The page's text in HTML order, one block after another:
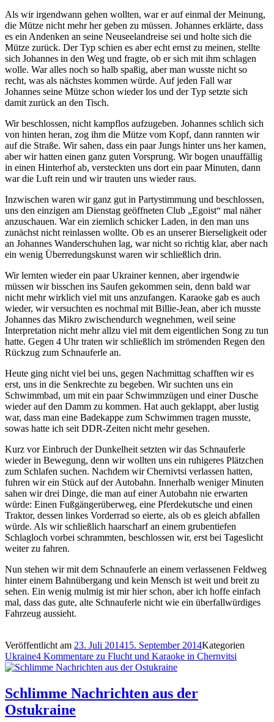
Als wir irgendwann gehen wollten, war er auf einmal der Meinung,
die Mütze nicht mehr her geben zu müssen. Johannes erklärte, dass
es ein Andenken an seine Neuseelandreise sei und holte sich die
Mütze zurück. Der Typ schien es aber echt ernst zu meinen, stellte
sich Johannes in den Weg und fragte, ob er sich mit ihm schlagen
wolle. War alles noch so halb spaßig, aber man wusste nicht so
recht, was als nächstes kommen würde. Auf jeden Fall war
Johannes seine Mütze schon wieder los und der Typ setzte sich
damit zurück an den Tisch.
Wir beschlossen, nicht kampflos aufzugeben. Johannes schlich sich
von hinten heran, zog ihm die Mütze vom Kopf, dann rannten wir
auf die Straße. Wir sahen, dass ein paar Jungs hinter uns her kamen,
aber wir hatten einen ganz guten Vorsprung. Wir bogen unauffällig
in einen Hinterhof ab, versteckten uns dort ein paar Minuten, dann
war die Luft rein und wir trauten uns wieder raus.
Inzwischen waren wir ganz gut in Partystimmung und beschlossen,
uns den einzigen am Dienstag geöffneten Club „Egoist“ mal näher
anzuschauen. War ein ziemlich schicker Laden, in den man uns
zunächst nicht reinlassen wollte. Ob es an unserer Bierseligkeit oder
an Johannes Wanderschuhen lag, war nicht so richtig klar, aber nach
ein wenig Überredungskunst waren wir schließlich drin.
Wir lernten wieder ein paar Ukrainer kennen, aber irgendwie
müssen wir bisschen ins Saufen gekommen sein, denn bald war
nicht mehr wirklich viel mit uns anzufangen. Karaoke gab es auch
wieder, wir versuchten es nochmal mit Billie-Jean, aber ich musste
Johannes das Mikro zwischendurch wegnehmen, weil seine
Interpretation nicht mehr allzu viel mit dem eigentlichen Song zu tun
hatte. Gegen 4 Uhr traten wir schließlich im strömenden Regen den
Rückzug zum Schnauferle an.
Heute ging nicht viel bei uns, gegen Nachmittag schafften wir es
erst, uns in die Senkrechte zu begeben. Wir suchten uns ein
Schwimmbad, um mit ein paar Schwimmzügen und einer Dusche
wieder auf den Damm zu kommen. Hat auch geklappt, aber lustig
war, dass man eine Badekappe zum Schwimmen tragen musste,
sowas hatte ich seit DDR-Zeiten nicht mehr gesehen.
Kurz vor Einbruch der Dunkelheit setzten wir das Schnauferle
wieder in Bewegung, denn wir wollten uns ein ruhigeres Plätzchen
zum Schlafen suchen. Nachdem wir Chernivtsi verlassen hatten,
fuhren wir ein Stück auf der Autobahn. Innerhalb weniger Minuten
sahen wir drei Dinge, die man auf einer Autobahn nie erwarten
würde: Einen Fußgängerüberweg, eine Pferdekutsche und einen
Traktor, dessen linkes Vorderrad so eierte, als ob es gleich abfallen
würde. Als wir schließlich haarscharf an einem grubentiefen
Schlagloch vorbei schrammten, beschlossen wir, erst bei Tageslicht
weiter zu fahren.
Nun stehen wir mit dem Schnauferle an einem verlassenen Feldweg
hinter einem Bahnübergang und kein Mensch ist weit und breit zu
sehen. Ein wenig mulmig ist mir hier schon, aber ich hoffe einfach
mal, dass das gute, alte Schnauferle nicht wie ein überfallwürdiges
Fahrzeug aussieht.
Veröffentlicht am 23. Juli 201415. September 2014Kategorien
Ukraine4 Kommentare zu Flucht und Karaoke in Chernvitsi
Schlimme Nachrichten aus der
Ostukraine